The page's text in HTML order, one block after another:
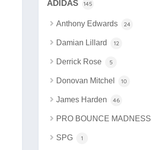
ADIDAS 145
Anthony Edwards 24
Damian Lillard 12
Derrick Rose 5
Donovan Mitchel 10
James Harden 46
PRO BOUNCE MADNESS
SPG 1